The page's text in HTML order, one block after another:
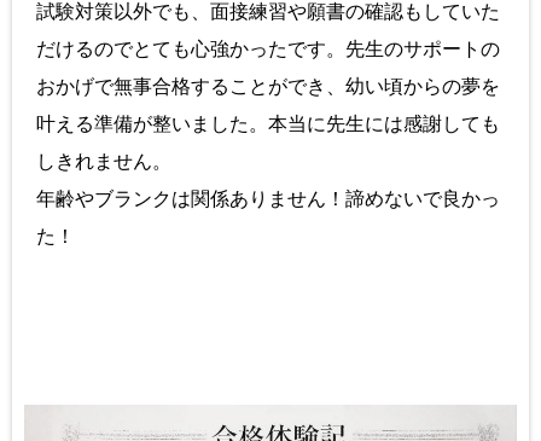
試験対策以外でも、面接練習や願書の確認もしていた
だけるのでとても心強かったです。先生のサポートの
おかげで無事合格することができ、幼い頃からの夢を
叶える準備が整いました。本当に先生には感謝しても
しきれません。
年齢やブランクは関係ありません！諦めないで良かっ
た！